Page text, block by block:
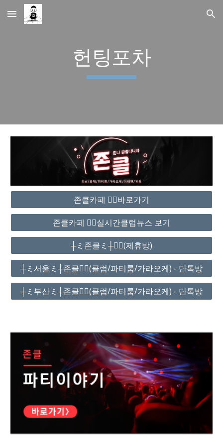
Skip to main content Skip to navigation
헌팅포차
존클카페 ❤️‍🔥바로가기
존클카페 ❤️‍🔥실시간클럽뉴스 보기
┼ミ존클ミ┼❤️‍🔥(제휴방)
┼ミ서울ミ┼존클❤️‍🔥(클럽/파티룸/가라오케) - 단톡방
┼ミ부산ミ┼존클❤️‍🔥(클럽/파티룸/가라오케) - 단톡방